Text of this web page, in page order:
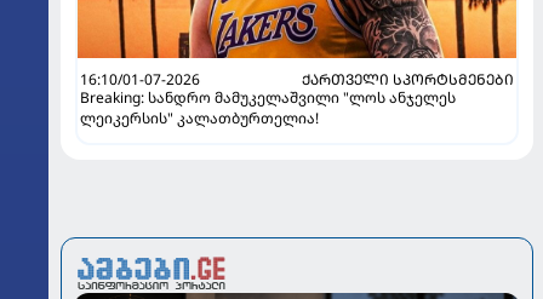
16:10/01-07-2026
ᲥᲐᲠᲗᲕᲔᲚᲘ ᲡᲞᲝᲠᲢᲡᲛᲔᲜᲔᲑᲘ
Breaking: სანდრო მამუკელაშვილი "ლოს ანჯელეს
ლეიკერსის" კალათბურთელია!